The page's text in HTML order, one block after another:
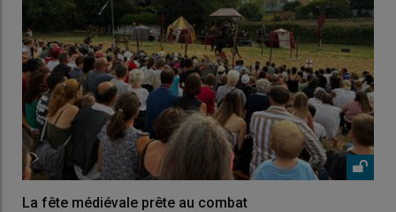
La fête médiévale prête au combat